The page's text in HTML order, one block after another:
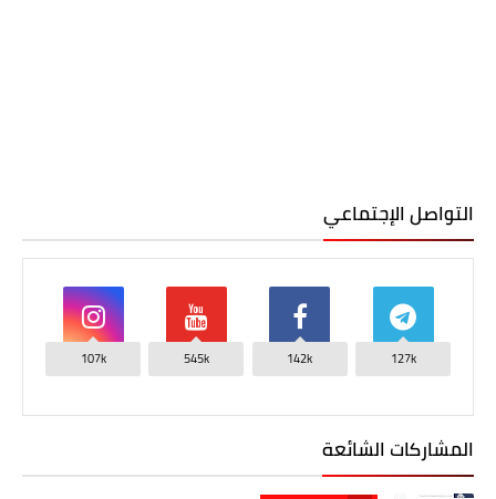
التواصل الإجتماعي
127k
142k
545k
107k
المشاركات الشائعة